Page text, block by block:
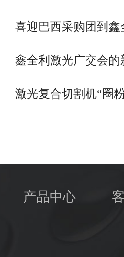
喜迎巴西采购团到
鑫全利激光广交会的
激光复合切割机“圈
产品中心